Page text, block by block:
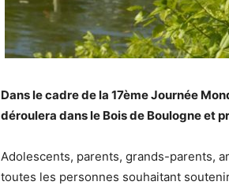
Dans le cadre de la 17ème Journée
déroulera dans le Bois de Boulogne et
Adolescents, parents, grands-parents,
toutes les personnes souhaitant